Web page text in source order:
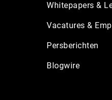
Whitepapers &
Vacatures &
Persberichten
Blogwire